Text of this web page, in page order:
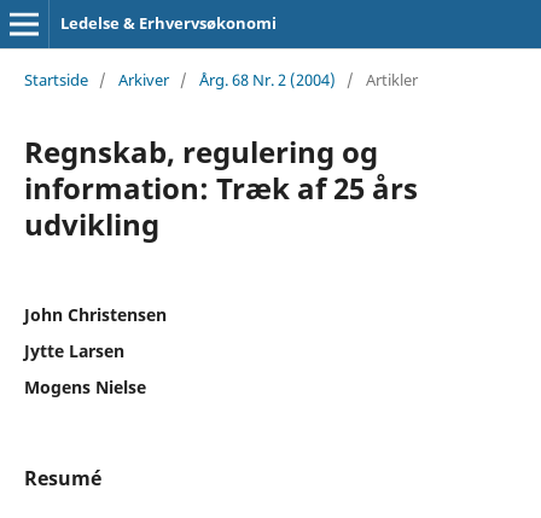
Ledelse & Erhvervsøkonomi
Startside / Arkiver / Årg. 68 Nr. 2 (2004) / Artikler
Regnskab, regulering og
information: Træk af 25 års
udvikling
John Christensen
Jytte Larsen
Mogens Nielse
Resumé